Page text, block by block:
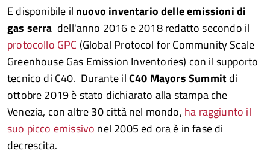
E disponibile il nuovo inventario delle emissioni di
gas serra dell'anno 2016 e 2018redatto secondo il
protocollo GPC (Global Protocol for Community Scale
Greenhouse Gas Emission Inventories) con il supporto
tecnico di C40. Durante ilC40 Mayors Summitdi
ottobre 2019 è stato dichiarato alla stampa che
Venezia, con altre 30 città nel mondo, ha raggiunto il
suo picco emissivo nel 2005 ed ora è in fase di
decrescita.